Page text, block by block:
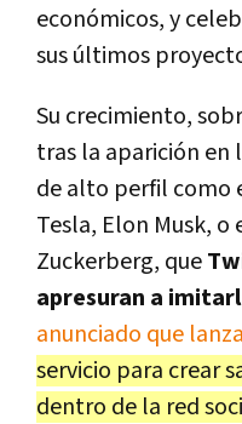
económicos, y
sus últimos
Su crecimiento,
tras la aparición
de alto perfil como
Tesla, Elon Musk, o
Zuckerberg, que
apresuran a
anunciado que
servicio para crear
dentro de la red